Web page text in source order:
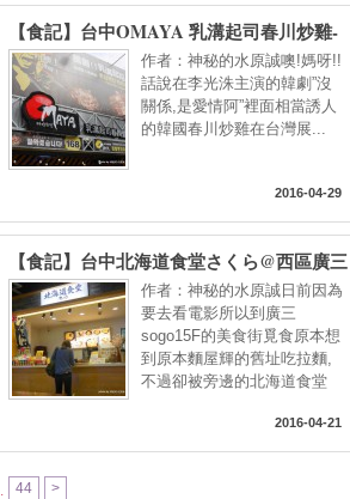
【食記】台中OMAYA 乳溝起司春川炒雞-
台中崇德店@北區 : 噢媽呀還是麻藥瘋雞?
價格尚可, 口味不差, 容易吃膩的李光洙愛情
鍋
作者：神秘的水原誠噢!媽呀!!
話說在李光洙主演的韓劇”沒
關係,是愛情阿”裡面相當誘人
的韓國春川炒雞在台灣展...
2016-04-29
【食記】台中北海道食堂さくら@西區廣三
SOGO百貨-捷運BRT科博館 : 炸雞不錯, 飲
料有誠意, 玉子燒偏甜…來自札幌的麵食品
牌
作者：神秘的水原誠日前因為
要去看電影所以到廣三
sogo15F的美食街覓食原本想
到原本麵屋輝的舊址吃拉麵,
不過卻被旁邊的北海道食堂
2016-04-21
44 >